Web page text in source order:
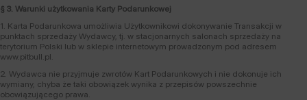
§ 3. Warunki użytkowania Karty Podarunkowej
1. Karta Podarunkowa umożliwia Użytkownikowi dokonywanie Transakcji w
punktach sprzedaży Wydawcy, tj. w stacjonarnych salonach sprzedaży na
terytorium Polski lub w sklepie internetowym prowadzonym pod adresem
www.pitbull.pl.
2. Wydawca nie przyjmuje zwrotów Kart Podarunkowych i nie dokonuje ich
wymiany, chyba że taki obowiązek wynika z przepisów powszechnie
obowiązującego prawa.